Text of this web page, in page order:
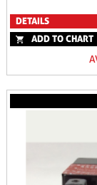
DETAILS
ADD TO CHART